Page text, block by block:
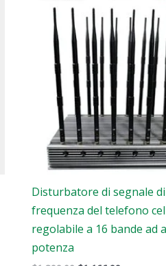
Disturbatore di segnale di
frequenza del telefono
regolabile a 16 bande ad
potenza
era:
$1,899.00.
$1,166.99.